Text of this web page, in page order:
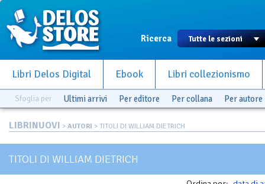
Ricerca
Libri Delos Digital Ebook Libri collezionismo
Sfoglia per Ultimi arrivi Per editore Per collana Per autore
LIBRINUOVI > AUTORI > TITOLI DI WILLIAM DIETRICH
TITOLI DI WILLIAM DIETRICH